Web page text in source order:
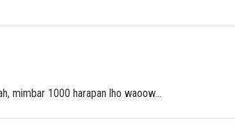
mimbar 1000 harapan lho waoow…